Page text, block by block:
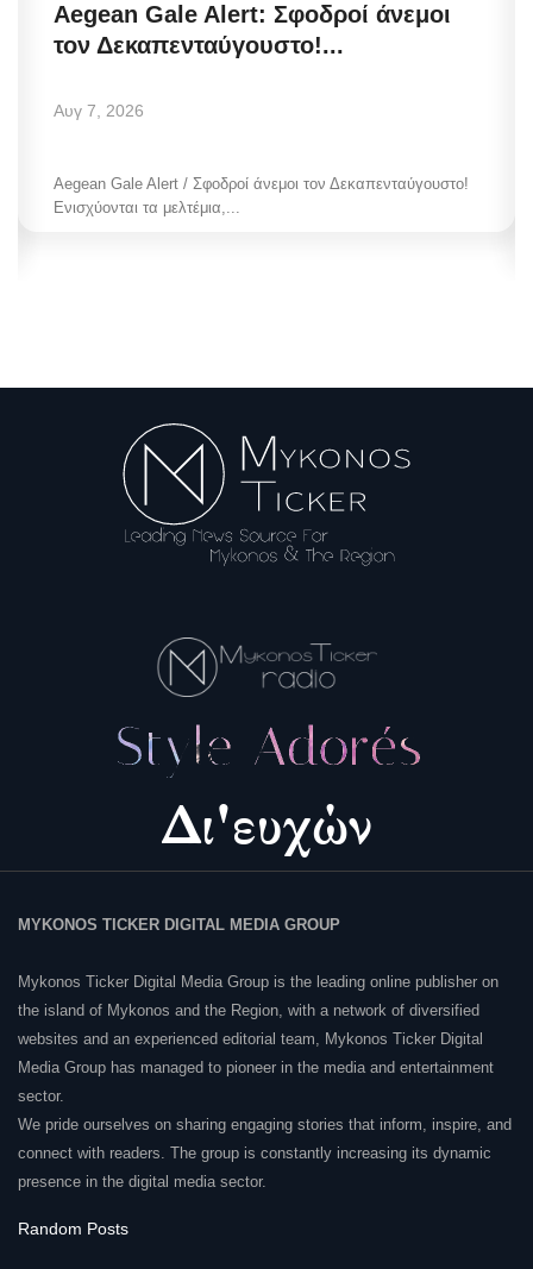
Aegean Gale Alert: Σφοδροί άνεμοι
τον Δεκαπενταύγουστο!...
Αυγ 7, 2026
Aegean Gale Alert / Σφοδροί άνεμοι τον Δεκαπενταύγουστο!
Ενισχύονται τα μελτέμια,...
MYKONOS TICKER DIGITAL MEDIA GROUP
Mykonos Ticker Digital Media Group is the leading online publisher on
the island of Mykonos and the Region, with a network of diversified
websites and an experienced editorial team, Mykonos Ticker Digital
Media Group has managed to pioneer in the media and entertainment
sector.
We pride ourselves on sharing engaging stories that inform, inspire, and
connect with readers. The group is constantly increasing its dynamic
presence in the digital media sector.
Random Posts